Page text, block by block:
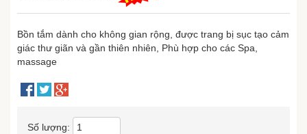
Bồn tắm dành cho không gian rộng, được trang bị sục tạo cảm
giác thư giãn và gần thiên nhiên, Phù hợp cho các Spa,
massage
Số lượng: